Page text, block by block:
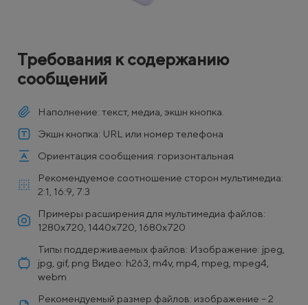
Требования к содержанию
сообщений
Наполнение: текст, медиа, экшн кнопка.
Экшн кнопка: URL или номер телефона
Ориентация сообщения: горизонтальная
Рекомендуемое соотношение сторон мультимедиа:
2:1, 16:9, 7:3
Примеры расширения для мультимедиа файлов:
1280х720, 1440х720, 1680х720
Типы поддерживаемых файлов: Изображение: jpeg,
jpg, gif, png Видео: h263, m4v, mp4, mpeg, mpeg4,
webm
Рекомендуемый размер файлов: изображение – 2